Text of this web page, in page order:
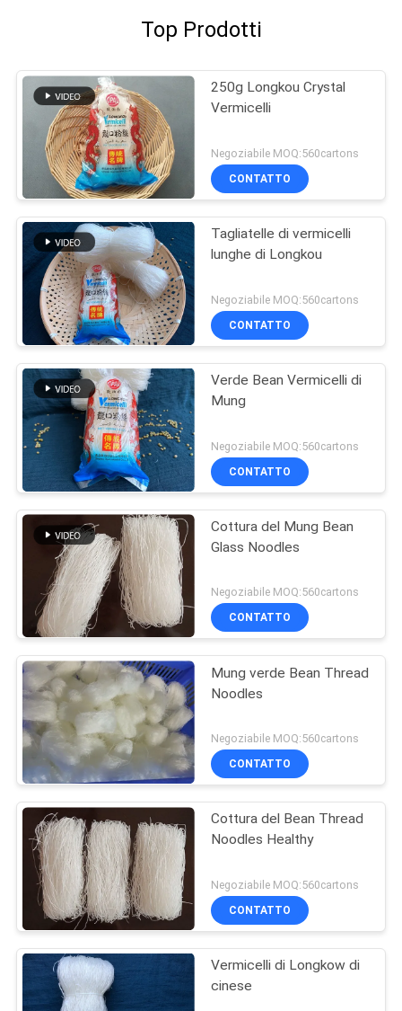
Top Prodotti
250g Longkou Crystal
Vermicelli
Negoziabile MOQ:560cartons
CONTATTO
Tagliatelle di vermicelli
lunghe di Longkou
Negoziabile MOQ:560cartons
CONTATTO
Verde Bean Vermicelli di
Mung
Negoziabile MOQ:560cartons
CONTATTO
Cottura del Mung Bean
Glass Noodles
Negoziabile MOQ:560cartons
CONTATTO
Mung verde Bean Thread
Noodles
Negoziabile MOQ:560cartons
CONTATTO
Cottura del Bean Thread
Noodles Healthy
Negoziabile MOQ:560cartons
CONTATTO
Vermicelli di Longkow di
cinese